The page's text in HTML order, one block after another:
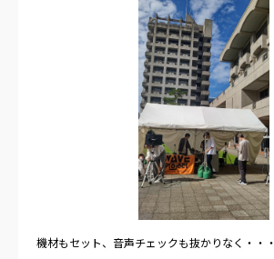
機材もセット、音声チェックも抜かりなく・・・